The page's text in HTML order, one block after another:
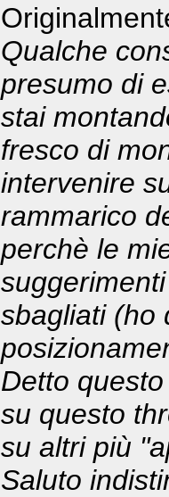
Qualche
presumo di
stai
fresco di
intervenire
rammarico
perchè le
sbagliati (ho
Detto
su questo
su altri più
Saluto